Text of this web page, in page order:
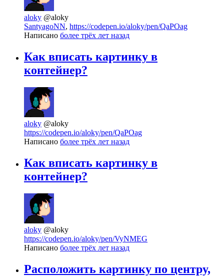
aloky @aloky
SantyagoNN, https://codepen.io/aloky/pen/QaPOag
Написано более трёх лет назад
Как вписать картинку в
контейнер?
aloky @aloky
https://codepen.io/aloky/pen/QaPOag
Написано более трёх лет назад
Как вписать картинку в
контейнер?
aloky @aloky
https://codepen.io/aloky/pen/VyNMEG
Написано более трёх лет назад
Расположить картинку по центру,